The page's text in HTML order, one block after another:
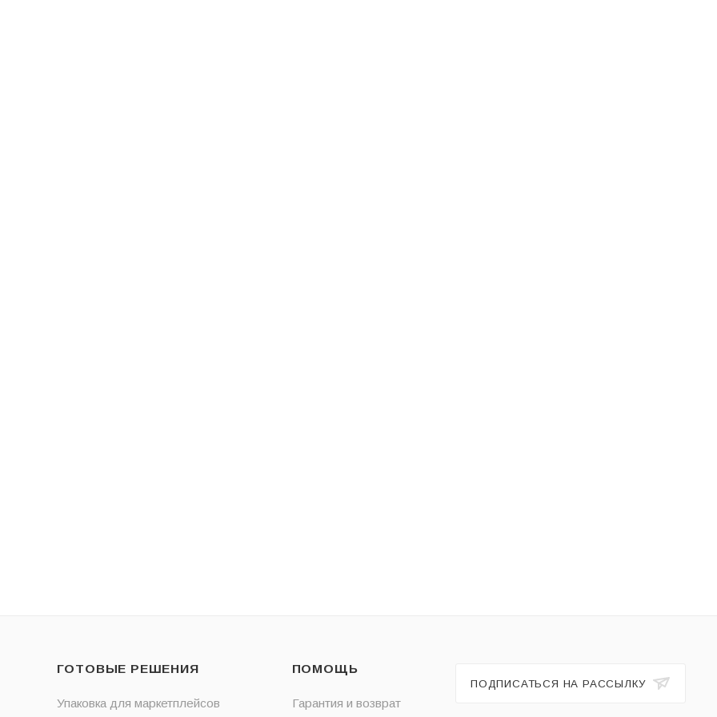
ГОТОВЫЕ РЕШЕНИЯ
Упаковка для маркетплейсов
ПОМОЩЬ
Гарантия и возврат
ПОДПИСАТЬСЯ НА РАССЫЛКУ